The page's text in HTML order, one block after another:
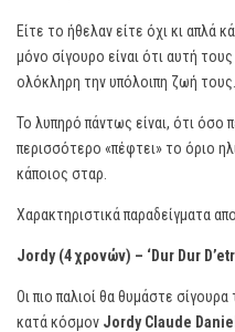
Είτε το ήθελαν είτε όχι κι απλά
μόνο σίγουρο είναι ότι αυτή
ολόκληρη την υπόλοιπη ζωή τους.
Το λυπηρό πάντως είναι, ότι όσο
περισσότερο «πέφτει» το όριο
κάποιος σταρ.
Χαρακτηριστικά παραδείγματα
Jordy (4 χρονών) – ‘Dur Dur
Οι πιο παλιοί θα θυμάστε σίγουρα
κατά κόσμον Jordy Claude